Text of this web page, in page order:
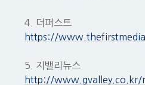
4. 더퍼스트
https://
5. 지밸리뉴스
http://www.gvalley.co.kr/